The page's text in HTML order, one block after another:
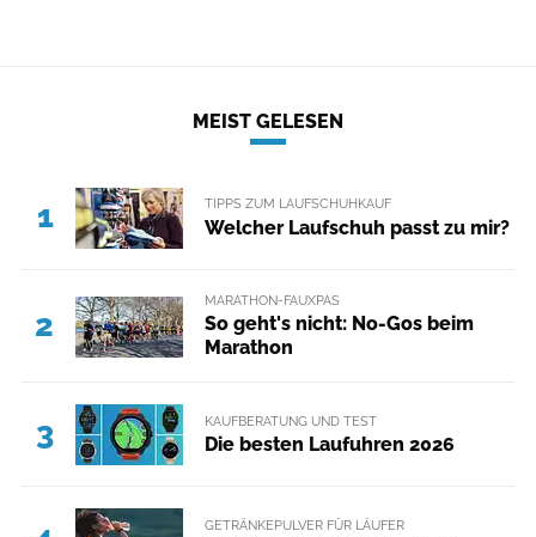
MEIST GELESEN
1 TIPPS ZUM LAUFSCHUHKAUF
Welcher Laufschuh passt zu mir?
2
MARATHON-FAUXPAS
So geht's nicht: No-Gos beim
Marathon
3 KAUFBERATUNG UND TEST
Die besten Laufuhren 2026
GETRÄNKEPULVER FÜR LÄUFER